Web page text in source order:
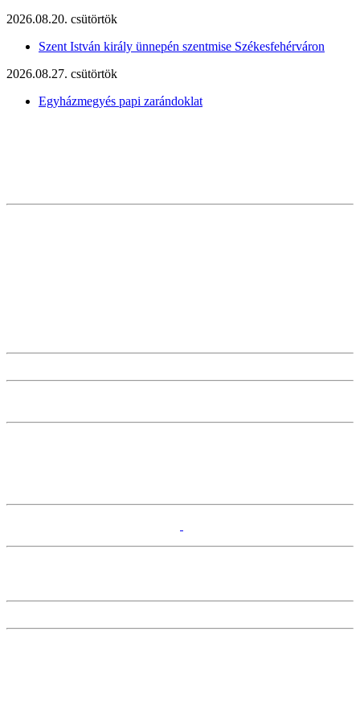
2026.08.20. csütörtök
Szent István király ünnepén szentmise Székesfehérváron
2026.08.27. csütörtök
Egyházmegyés papi zarándoklat